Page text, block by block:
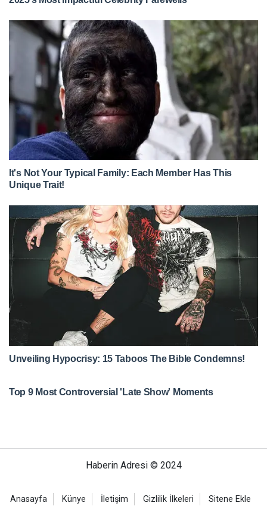
Haberin Adresi © 2024
Anasayfa Künye İletişim Gizlilik İlkeleri Sitene Ekle